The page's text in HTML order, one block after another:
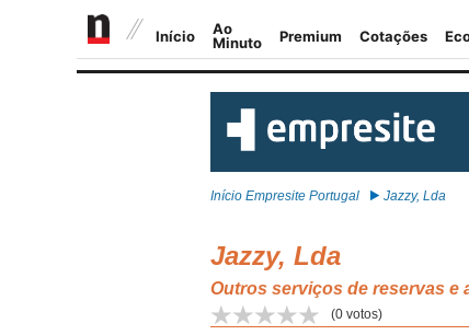
Início Empresite Portugal Jazzy, Lda
Jazzy, Lda
Outros serviços de reservas e
(0 votos)